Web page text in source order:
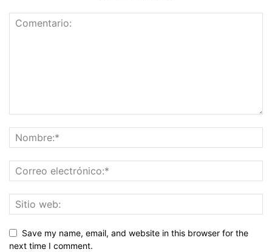
Save my name, email, and website in this browser for the
next time I comment.